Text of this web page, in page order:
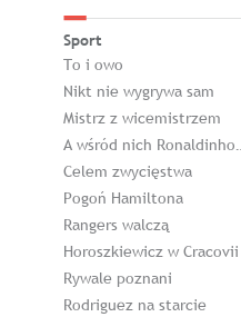
Sport
To i owo
Nikt nie wygrywa sam
Mistrz z wicemistrzem
A wśród nich
Celem zwycięstwa
Pogoń Hamiltona
Rangers walczą
Horoszkiewicz w Cracovii
Rywale poznani
Rodriguez na starcie